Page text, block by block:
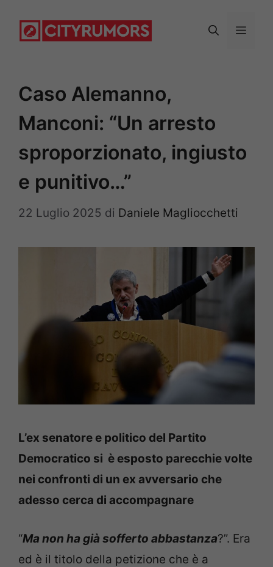
Menu
Caso Alemanno,
Manconi: “Un arresto
sproporzionato, ingiusto
e punitivo…”
22 Luglio 2025 di Daniele Magliocchetti
L’ex senatore e politico del Partito
Democratico si è esposto parecchie volte
nei confronti di un ex avversario che
adesso cerca di accompagnare
“Ma non ha già sofferto abbastanza?”. Era
ed è il titolo della petizione che è a